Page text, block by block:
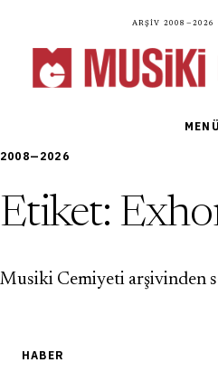
Arşiv 2008—2026
MENÜ
2008—2026
Etiket:
Musiki Cemiyeti arşivinden
HABER